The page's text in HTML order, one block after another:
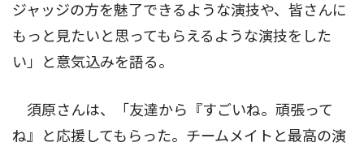
ジャッジの方を魅了できるような演技や、皆さんに
もっと見たいと思ってもらえるような演技をした
い」と意気込みを語る。
須原さんは、「友達から『すごいね。頑張って
ね』と応援してもらった。チームメイトと最高の演